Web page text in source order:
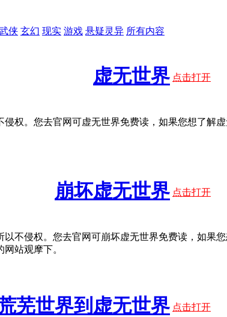
侠 玄幻 现实 游戏 悬疑灵异 所有内容
虚无世界 点击打开
权。您去官网可虚无世界免费读，如果您想了解
崩坏虚无世界 点击打开
不侵权。您去官网可崩坏虚无世界免费读，如果
站观摩下。
芜世界到虚无世界 点击打开